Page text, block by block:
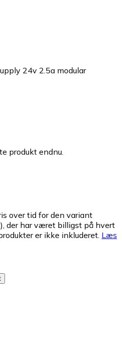
24v 2.5a modular
produkt endnu.
over tid for den variant
der har været billigst på hvert
er ikke inkluderet. Læs